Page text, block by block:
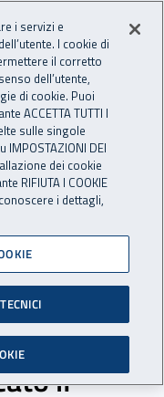
Apri cerca
la
del
il
i servizi e
I cookie di
il corretto
dell’utente,
di cookie. Puoi
ACCETTA TUTTI I
sulle singole
DEI
dei cookie
RIFIUTA I COOKIE
i dettagli,